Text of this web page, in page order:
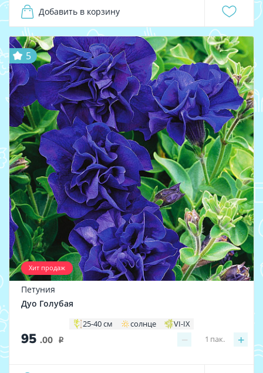
Добавить в корзину
Хит продаж
5
Петуния
Дуо Голубая
25-40 см солнце VI-IX
95 .00 i − +
1 пак.